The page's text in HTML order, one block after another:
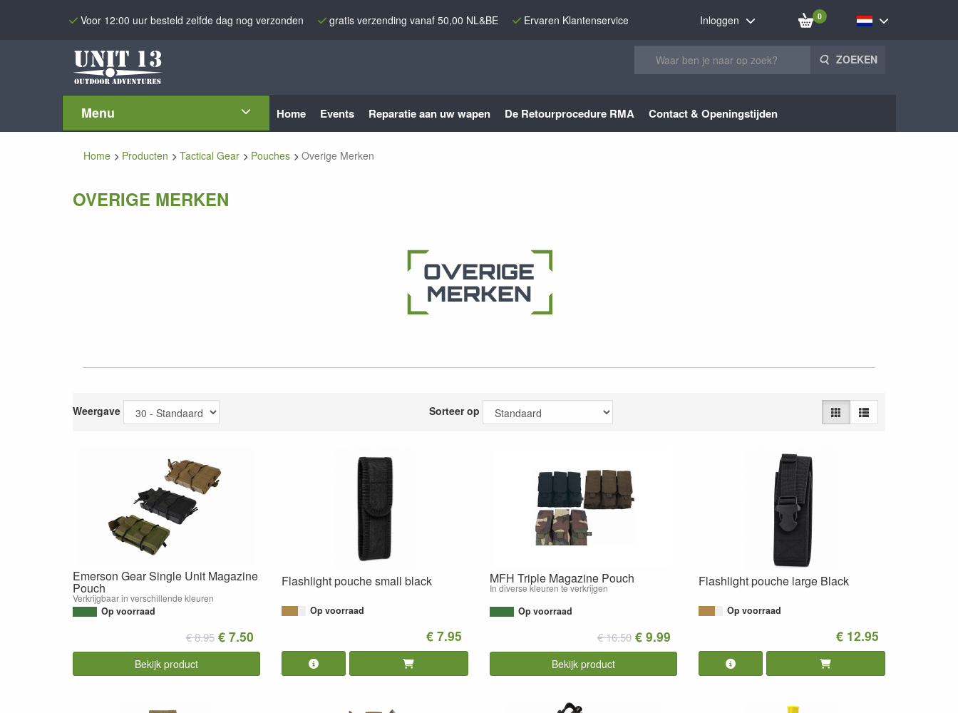
Voor 12:00 uur besteld zelfde dag nog verzonden gratis verzending vanaf 50,00 NL&BE Ervaren Klantenservice Inloggen 0
ZOEKEN
Menu Home Events Reparatie aan uw wapen De Retourprocedure RMA Contact & Openingstijden
Home Producten Tactical Gear Pouches Overige Merken
OVERIGE MERKEN
Weergave Sorteer op
Emerson Gear Single Unit Magazine
Pouch
Verkrijgbaar in verschillende kleuren
Op voorraad
€ 8.95 € 7.50
Bekijk product
Flashlight pouche small black
Op voorraad
€ 7.95
MFH Triple Magazine Pouch
In diverse kleuren te verkrijgen
Op voorraad
€ 16.50 € 9.99
Bekijk product
Flashlight pouche large Black
Op voorraad
€ 12.95